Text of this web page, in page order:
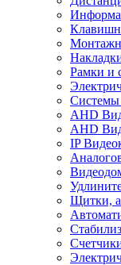
Рамки и
Системы
AHD
AHD
IP
Щитки,